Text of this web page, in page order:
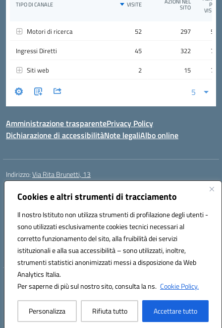
Cookies e altri strumenti di tracciamento
Il nostro Istituto non utilizza strumenti di profilazione degli utenti -
sono utilizzati esclusivamente cookies tecnici necessari al
corretto funzionamento del sito, alla fruibilità dei servizi
istituzionali e alla sua accessibilità – sono utilizzati, inoltre,
strumenti statistici anonimizzati messi a disposizione da Web
Analytics Italia.
Per saperne di più sul nostro sito, consulta la ns. Cookie Policy.
Personalizza Rifiuta tutto Accettare tutto
Amministrazione trasparentePrivacy Policy
Dichiarazione di accessibilitàNote legaliAlbo online
Indirizzo:Via Rita Brunetti, 13
Centralino:
Posta elettronica certificata (PEC):rmic8cw00p@pec.istruzione.it
Codice fiscale: 97664620586
Codice meccanografico:RMIC8CW00P
Codice Indice delle Pubbliche Amministrazioni (IPA): istsc_RMIC8CW00P
Codice unico di fatturazione (CUF): UFA4NE
Hosting & Powered by 3D Solution S.r.l.
Concept & Design by Designers Italia